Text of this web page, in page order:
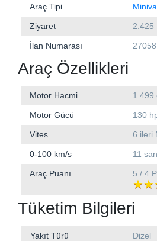
Araç Tipi
Ziyaret 2.425
İlan Numarası 27058
Araç Özellikleri
Motor Hacmi 1.499
Motor Gücü 130
Vites 6 ileri
0-100 km/s 11
Araç Puanı 5 / 4
Tüketim Bilgileri
Yakıt Türü Dizel